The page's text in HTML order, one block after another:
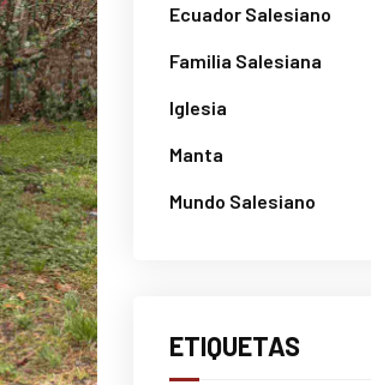
Ecuador Salesiano
Familia Salesiana
Iglesia
Manta
Mundo Salesiano
ETIQUETAS